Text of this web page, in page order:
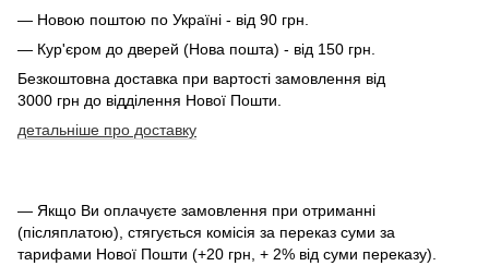
— Новою поштою по Україні - від 90 грн.
— Кур'єром до дверей (Нова пошта) - від 150 грн.
Безкоштовна доставка при вартості замовлення від
3000 грн до відділення Нової Пошти.
детальніше про доставку
— Якщо Ви оплачуєте замовлення при отриманні
(післяплатою), стягується комісія за переказ суми за
тарифами Нової Пошти (+20 грн, + 2% від суми переказу).